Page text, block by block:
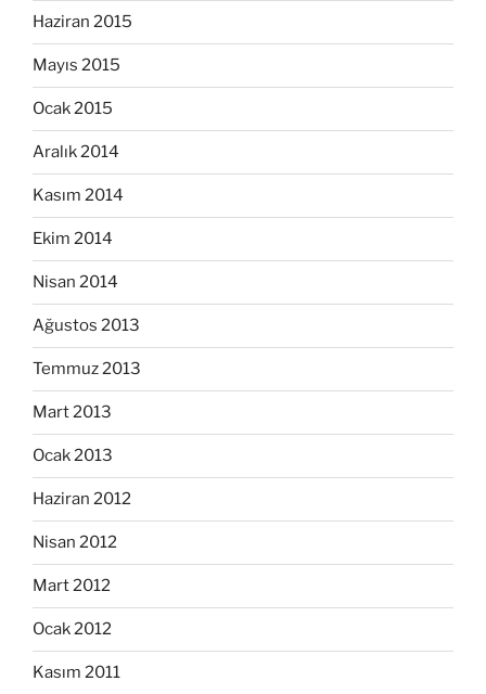
Haziran 2015
Mayıs 2015
Ocak 2015
Aralık 2014
Kasım 2014
Ekim 2014
Nisan 2014
Ağustos 2013
Temmuz 2013
Mart 2013
Ocak 2013
Haziran 2012
Nisan 2012
Mart 2012
Ocak 2012
Kasım 2011